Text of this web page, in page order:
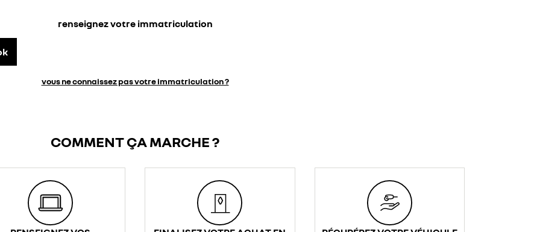
renseignez votre immatriculation
vous ne connaissez pas votre immatriculation ?
COMMENT ÇA MARCHE ?